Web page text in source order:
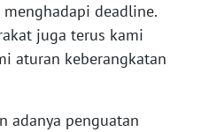
deadline.
juga terus kami
aturan keberangkatan
adanya penguatan